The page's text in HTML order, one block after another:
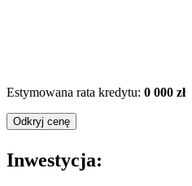
Estymowana rata kredytu: 0 000 zł
Odkryj cenę
Inwestycja: